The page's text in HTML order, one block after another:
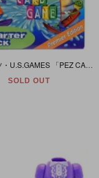
SOLD OUT